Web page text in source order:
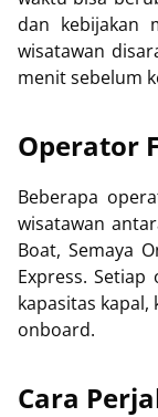
dan kebijakan
wisatawan
menit sebelum
Operator
Beberapa
wisatawan
Boat, Semaya
Express.
kapasitas kapal,
onboard.
Cara